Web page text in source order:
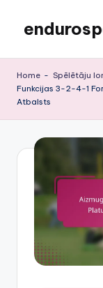
content
Home - Spēlētāju
Funkcijas 3-2-4-1
Atbalsts